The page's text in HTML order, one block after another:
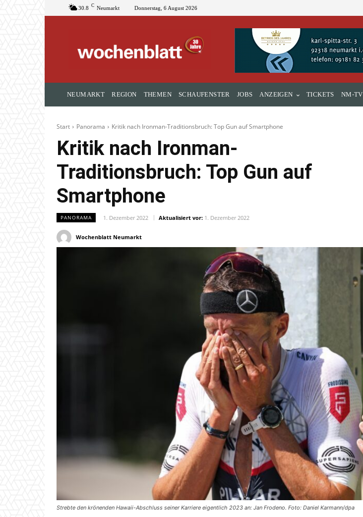
30.8 C Neumarkt Donnerstag, 6 August 2026
NEUMARKT REGION THEMEN SCHAUFENSTER JOBS ANZEIGEN TICKETS NM-TV
Start Panorama Kritik nach Ironman-Traditionsbruch: Top Gun auf Smartphone
Kritik nach Ironman-
Traditionsbruch: Top Gun auf
Smartphone
PANORAMA 1. Dezember 2022 Aktualisiert vor: 1. Dezember 2022
Wochenblatt Neumarkt
Strebte den krönenden Hawaii-Abschluss seiner Karriere eigentlich 2023 an: Jan Frodeno. Foto: Daniel Karmann/dpa